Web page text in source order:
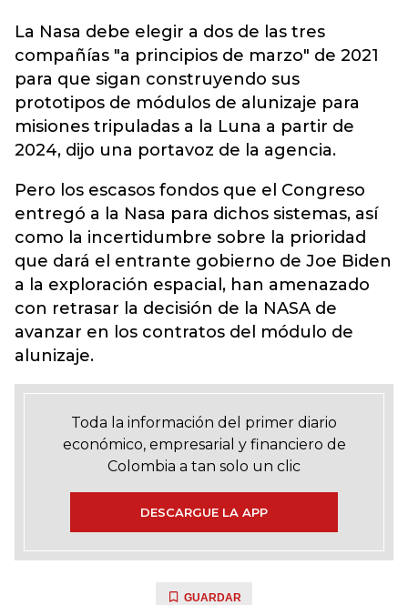
La Nasa debe elegir a dos de las tres
compañías "a principios de marzo" de 2021
para que sigan construyendo sus
prototipos de módulos de alunizaje para
misiones tripuladas a la Luna a partir de
2024, dijo una portavoz de la agencia.
Pero los escasos fondos que el Congreso
entregó a la Nasa para dichos sistemas, así
como la incertidumbre sobre la prioridad
que dará el entrante gobierno de Joe Biden
a la exploración espacial, han amenazado
con retrasar la decisión de la NASA de
avanzar en los contratos del módulo de
alunizaje.
Toda la información del primer diario
económico, empresarial y financiero de
Colombia a tan solo un clic
DESCARGUE LA APP
GUARDAR